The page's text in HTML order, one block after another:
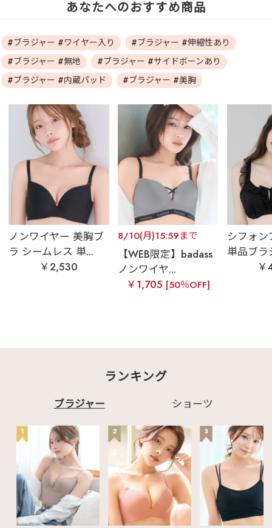
あなたへのおすすめ商品
#ブラジャー #ワイヤー入り
#ブラジャー #伸縮性あり
#ブラジャー #無地
#ブラジャー #サイドボーンあり
#ブラジャー #内蔵パッド
#ブラジャー #美胸
ノンワイヤー 美胸ブ
ラ シームレス 単...
￥2,530
8/10(月)15:59まで
【WEB限定】badass
ノンワイヤ...
￥1,705 [50％OFF]
シフォ
単品ブラ
ランキング
ブラジャー ショーツ
1 2 3